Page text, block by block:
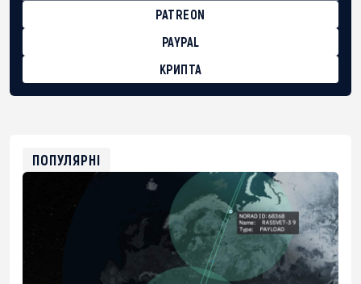
PATREON
PAYPAL
КРИПТА
0xfD02863D3289416fcF50975c9DFda13623f97758
ПОПУЛЯРНІ